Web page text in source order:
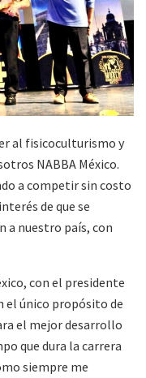
al fisicoculturismo y
NABBA México.
a competir sin costo
de que se
a nuestro país, con
con el presidente
el único propósito de
el mejor desarrollo
que dura la carrera
siempre me